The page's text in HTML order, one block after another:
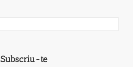
Subscriu-te